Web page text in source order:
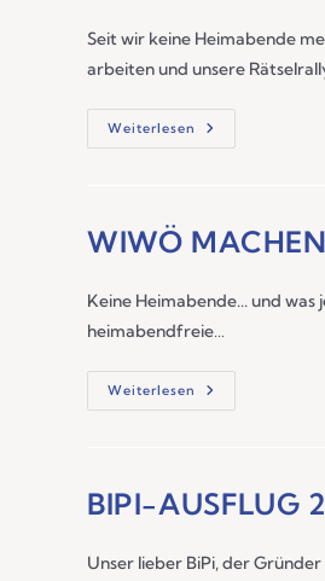
Seit wir keine Heimabende
arbeiten und unsere
Weiterlesen
WIWÖ
Keine Heimabende... und
heimabendfreie…
Weiterlesen
BIPI-AUSFLUG
Unser lieber BiPi, der